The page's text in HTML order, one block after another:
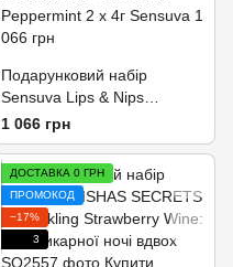
Подарунковий набір
Sensuva Lips & Nips
Pleasure Kit - Chocolate
Peppermint 2 x 4г
1 066 грн
ДОСТАВКА 0 ГРН
ПРОМОКОД
−17%
3